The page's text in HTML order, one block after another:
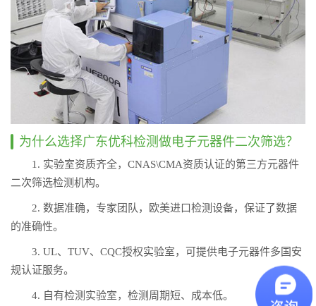
为什么选择广东优科检测做电子元器件二次筛选？
1. 实验室资质齐全，CNAS\CMA资质认证的第三方元器件
二次筛选检测机构。
2. 数据准确，专家团队，欧美进口检测设备，保证了数据
的准确性。
3. UL、TUV、CQC授权实验室，可提供电子元器件多国安
规认证服务。
4. 自有检测实验室，检测周期短、成本低。